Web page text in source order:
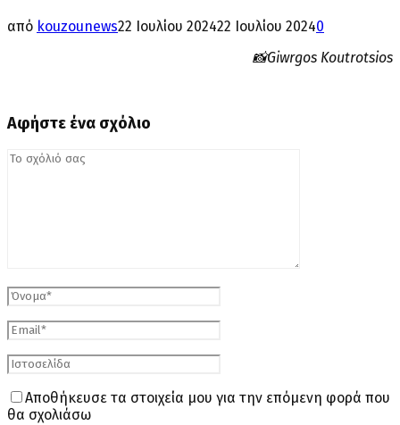
από kouzounews22 Ιουλίου 202422 Ιουλίου 20240
📸Giwrgos Koutrotsios
Αφήστε ένα σχόλιο
Αποθήκευσε τα στοιχεία μου για την επόμενη φορά που
θα σχολιάσω